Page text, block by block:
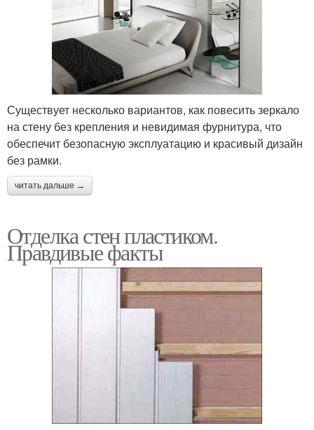
Существует несколько вариантов, как повесить зеркало
на стену без крепления и невидимая фурнитура, что
обеспечит безопасную эксплуатацию и красивый дизайн
без рамки.
читать дальше →
Отделка стен пластиком.
Правдивые факты